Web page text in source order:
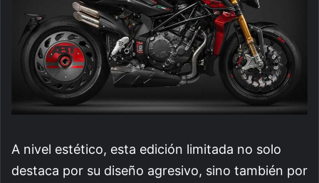
A nivel estético, esta edición limitada no solo
destaca por su diseño agresivo, sino también por